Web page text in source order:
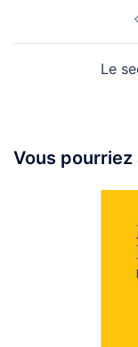
Le
Vous pourriez